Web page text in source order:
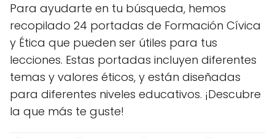
Para ayudarte en tu búsqueda, hemos
recopilado 24 portadas de Formación Cívica
y Ética que pueden ser útiles para tus
lecciones. Estas portadas incluyen diferentes
temas y valores éticos, y están diseñadas
para diferentes niveles educativos. ¡Descubre
la que más te guste!